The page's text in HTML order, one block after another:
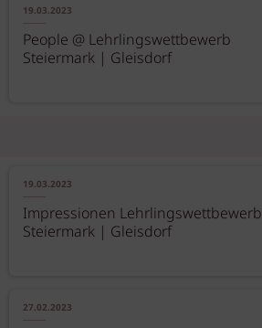
19.03.2023
People @ Lehrlingswettbewerb
Steiermark | Gleisdorf
19.03.2023
Impressionen Lehrlingswettbewerb
Steiermark | Gleisdorf
27.02.2023